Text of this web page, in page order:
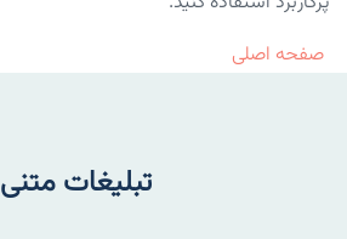
صفحه اصلی
تبلیغات متنی